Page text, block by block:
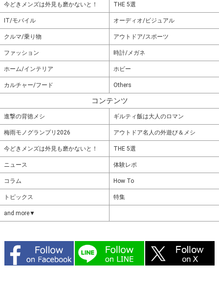
今どきメンズは外見も磨かないと！ THE 5選
IT/モバイル オーディオ/ビジュアル
クルマ/乗り物 アウトドア/スポーツ
ファッション 時計/メガネ
ホーム/インテリア ホビー
カルチャー/フード Others
コンテンツ
進撃の背徳メシ ギルティ飯は大人のロマン
梅雨モノグランプリ2026 アウトドア名人の外遊び＆メシ
今どきメンズは外見も磨かないと！ THE 5選
ニュース 体験レポ
コラム How To
トピックス 特集
and more▼